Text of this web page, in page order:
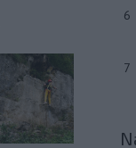
6
7